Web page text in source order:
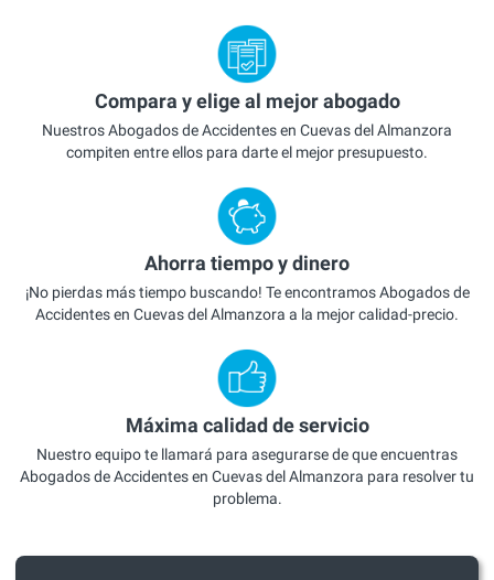
Compara y elige al mejor abogado
Nuestros Abogados de Accidentes en Cuevas del Almanzora
compiten entre ellos para darte el mejor presupuesto.
Ahorra tiempo y dinero
¡No pierdas más tiempo buscando! Te encontramos Abogados de
Accidentes en Cuevas del Almanzora a la mejor calidad-precio.
Máxima calidad de servicio
Nuestro equipo te llamará para asegurarse de que encuentras
Abogados de Accidentes en Cuevas del Almanzora para resolver tu
problema.